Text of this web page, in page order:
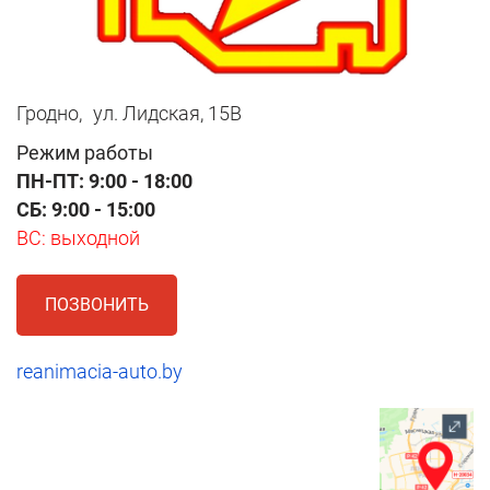
Гродно, ул. Лидская, 15В
Режим работы
ПН-ПТ: 9:00 - 18:00
СБ: 9:00 - 15:00
ВС: выходной
ПОЗВОНИТЬ
reanimacia-auto.by